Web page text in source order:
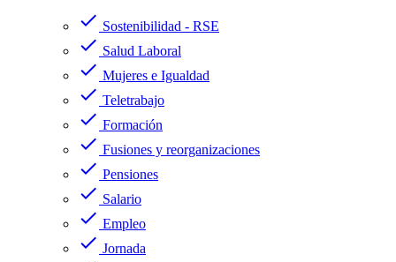
check Sostenibilidad - RSE
check Salud Laboral
check Mujeres e Igualdad
check Teletrabajo
check Formación
check Fusiones y reorganizaciones
check Pensiones
check Salario
check Empleo
check Jornada